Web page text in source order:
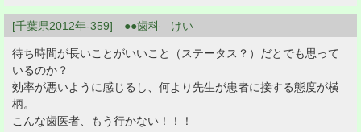
[千葉県2012年-359] ●●歯科 けい
待ち時間が長いことがいいこと（ステータス？）だとでも思って
いるのか？
効率が悪いように感じるし、何より先生が患者に接する態度が横
柄。
こんな歯医者、もう行かない！！！